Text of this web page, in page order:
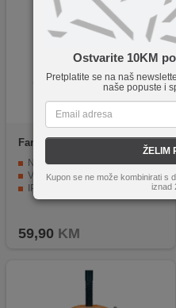
Ostvarite 10KM
Pretplatite se na naš
naše popuste i
ŽELIM
Kupon se ne može kombinirati s
iznad
Famatel 3002-GL
Nadžbuk razvodna kutija, 80x80
Vodonepropusna i hermetički zatvorena
IP68+ GEL
59,90 KM